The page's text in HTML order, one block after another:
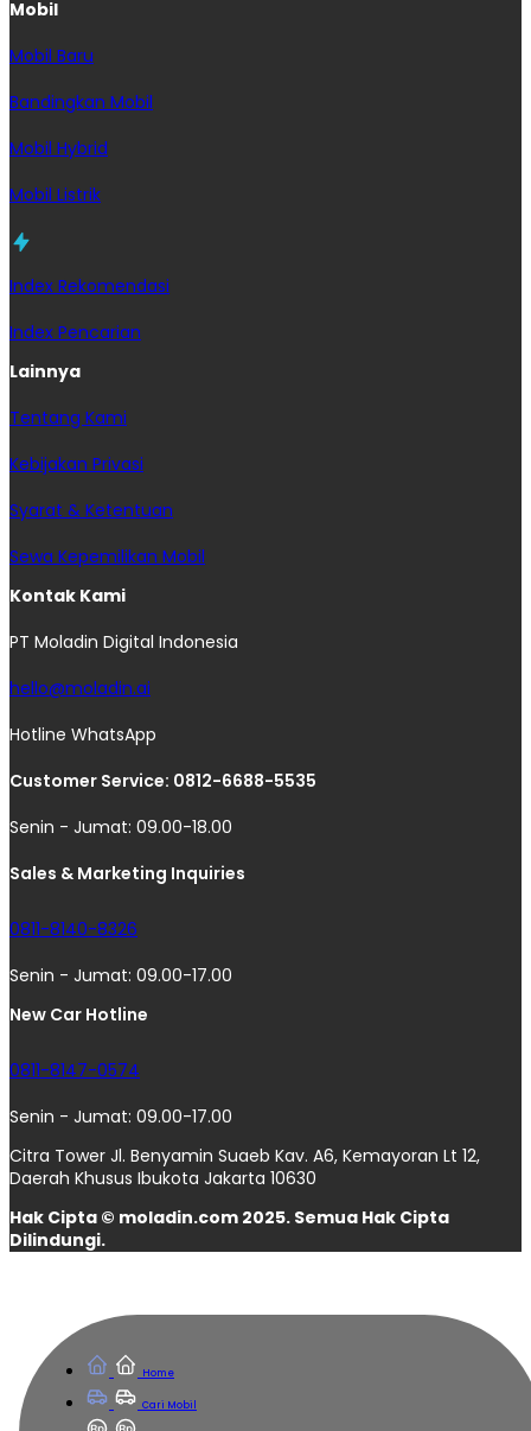
Home
Cari Mobil
Mobil
Mobil Baru
Bandingkan Mobil
Mobil Hybrid
Mobil Listrik
Index Rekomendasi
Index Pencarian
Lainnya
Tentang Kami
Kebijakan Privasi
Syarat & Ketentuan
Sewa Kepemilikan Mobil
Kontak Kami
PT Moladin Digital Indonesia
hello@moladin.ai
Hotline WhatsApp
Customer Service: 0812-6688-5535
Senin - Jumat: 09.00-18.00
Sales & Marketing Inquiries
0811-8140-8326
Senin - Jumat: 09.00-17.00
New Car Hotline
0811-8147-0574
Senin - Jumat: 09.00-17.00
Citra Tower Jl. Benyamin Suaeb Kav. A6, Kemayoran Lt 12,
Daerah Khusus Ibukota Jakarta 10630
Hak Cipta © moladin.com 2025. Semua Hak Cipta
Dilindungi.